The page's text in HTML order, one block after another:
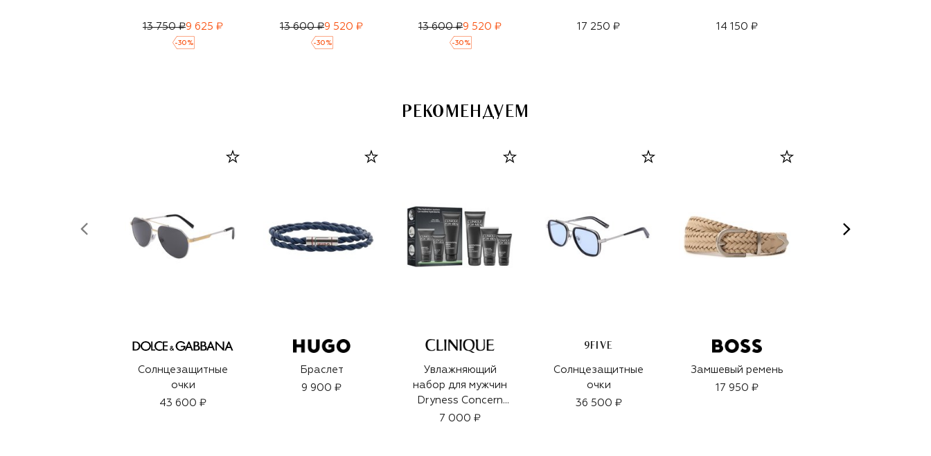
13 750 ₽9 625 ₽
-30 %
13 600 ₽9 520 ₽
-30 %
13 600 ₽9 520 ₽
-30 %
17 250 ₽ 14 150 ₽
РЕКОМЕНДУЕМ
Солнцезащитные
очки
43 600 ₽
Браслет
9 900 ₽
Увлажняющий
набор для мужчин
Dryness Concern
Set (100+50+30ml)
7 000 ₽
9FIVE
Солнцезащитные
очки
36 500 ₽
Замшевый ремень
17 950 ₽